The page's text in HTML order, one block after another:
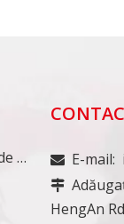
Cantitatea minima de comanda
E-mail:

HengAn